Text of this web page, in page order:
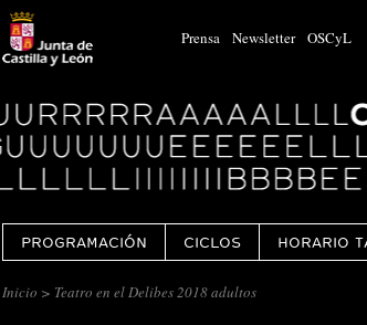
Prensa Newsletter OSCyL
Logo
Centro
Cultural
Miguel
Delibes
PROGRAMACIÓN CICLOS HORARIO
Inicio > Teatro en el Delibes 2018 adultos